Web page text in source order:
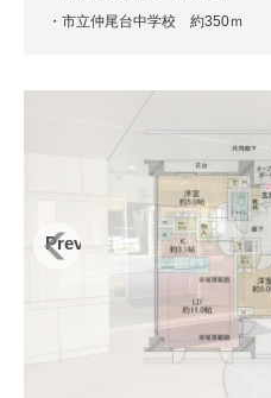
・市立仲尾台中学校 約350ｍ
Previous